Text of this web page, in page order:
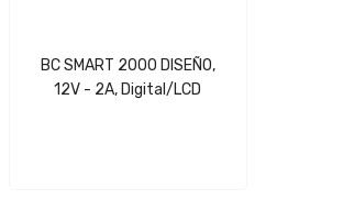
BC SMART 2000 DISEÑO,
12V - 2A, Digital/LCD